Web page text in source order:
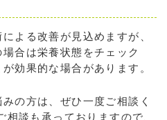
よる改善が見込めますが、
合は栄養状態をチェック
効果的な場合があります。
の方は、ぜひ一度ご相談く
談も承っておりますので、